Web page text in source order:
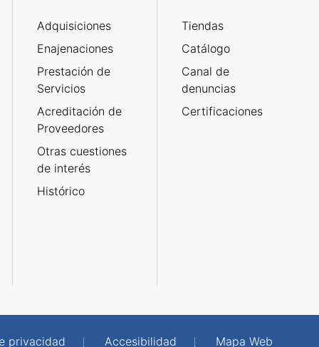
Adquisiciones
Enajenaciones
Prestación de
Servicios
Acreditación de
Proveedores
Otras cuestiones
de interés
Histórico
Tiendas
Catálogo
Canal de
denuncias
Certificaciones
privacidad Accesibilidad Mapa Web